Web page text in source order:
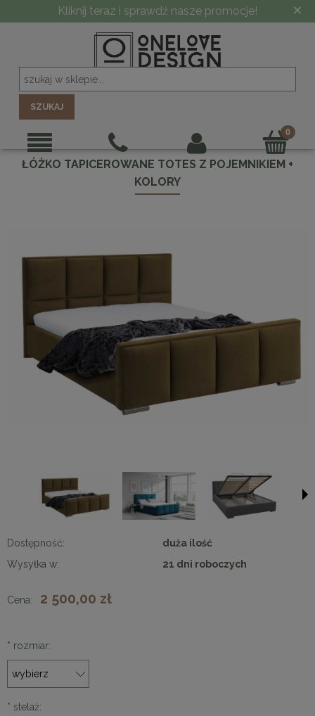
Kliknij teraz i sprawdź nasze promocje! ×
SZUKAJ
ŁÓŻKO TAPICEROWANE TOTES Z POJEMNIKIEM +
KOLORY
Dostępność:
duża ilość
Wysyłka w:
21 dni roboczych
Cena: 2 500,00 zł
* rozmiar:
* stelaż: